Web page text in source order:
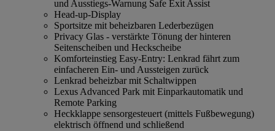
und Ausstiegs-Warnung Safe Exit Assist
Head-up-Display
Sportsitze mit beheizbaren Lederbezügen
Privacy Glas - verstärkte Tönung der hinteren
Seitenscheiben und Heckscheibe
Komforteinstieg Easy-Entry: Lenkrad fährt zum
einfacheren Ein- und Aussteigen zurück
Lenkrad beheizbar mit Schaltwippen
Lexus Advanced Park mit Einparkautomatik und
Remote Parking
Heckklappe sensorgesteuert (mittels Fußbewegung)
elektrisch öffnend und schließend